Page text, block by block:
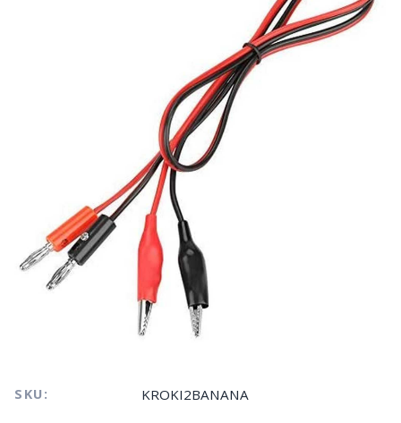
SKU: KROKI2BANANA